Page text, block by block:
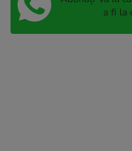
a fi la